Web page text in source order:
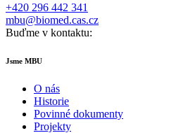
+420 296 442 341
mbu@biomed.cas.cz
Buďme v kontaktu:
Jsme MBU
O nás
Historie
Povinné dokumenty
Projekty